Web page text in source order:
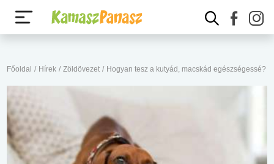
Főoldal / Hírek / Zöldövezet / Hogyan tesz a kutyád, macskád egészségessé?